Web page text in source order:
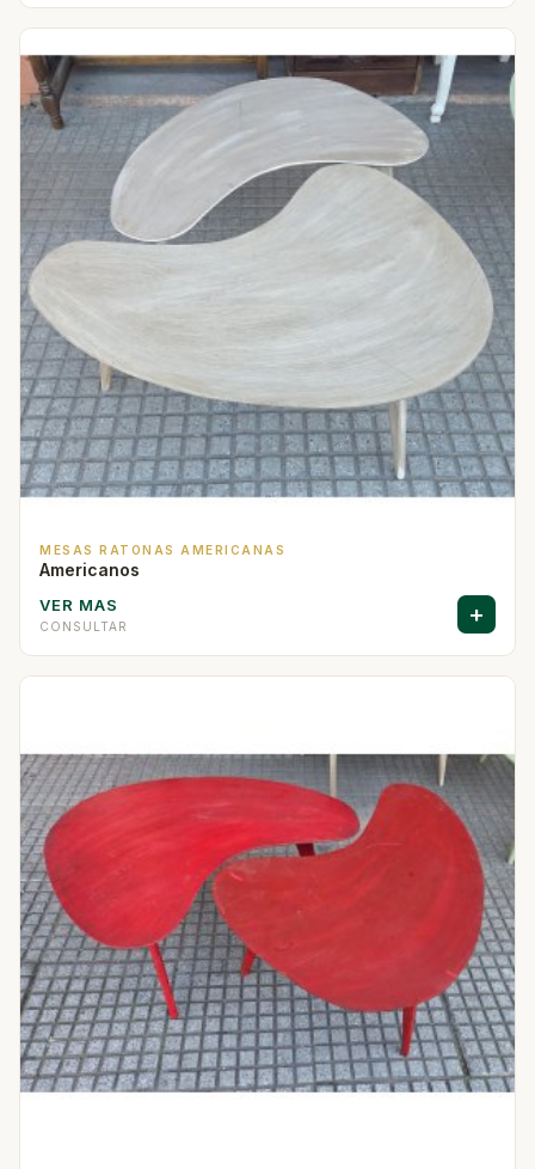
MESAS RATONAS AMERICANAS
Americanos
VER MAS
CONSULTAR +